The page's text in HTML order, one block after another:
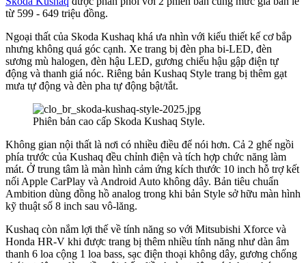
từ 599 - 649 triệu đồng.
Ngoại thất của Skoda Kushaq khá ưa nhìn với kiểu thiết kế cơ bắp
nhưng không quá góc cạnh. Xe trang bị đèn pha bi-LED, đèn
sương mù halogen, đèn hậu LED, gương chiếu hậu gập điện tự
động và thanh giá nóc. Riêng bản Kushaq Style trang bị thêm gạt
mưa tự động và đèn pha tự động bật/tắt.
Phiên bản cao cấp Skoda Kushaq Style.
Không gian nội thất là nơi có nhiều điều để nói hơn. Cả 2 ghế ngồi
phía trước của Kushaq đều chỉnh điện và tích hợp chức năng làm
mát. Ở trung tâm là màn hình cảm ứng kích thước 10 inch hỗ trợ kết
nối Apple CarPlay và Android Auto không dây. Bản tiêu chuẩn
Ambition dùng đồng hồ analog trong khi bản Style sở hữu màn hình
kỹ thuật số 8 inch sau vô-lăng.
Kushaq còn nắm lợi thế về tính năng so với Mitsubishi Xforce và
Honda HR-V khi được trang bị thêm nhiều tính năng như dàn âm
thanh 6 loa cộng 1 loa bass, sạc điện thoại không dây, gương chống